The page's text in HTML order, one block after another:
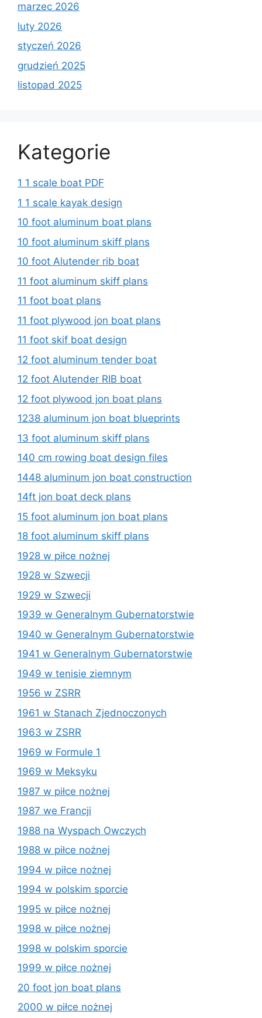
marzec 2026
luty 2026
styczeń 2026
grudzień 2025
listopad 2025
Kategorie
1 1 scale boat PDF
1 1 scale kayak design
10 foot aluminum boat plans
10 foot aluminum skiff plans
10 foot Alutender rib boat
11 foot aluminum skiff plans
11 foot boat plans
11 foot plywood jon boat plans
11 foot skif boat design
12 foot aluminum tender boat
12 foot Alutender RIB boat
12 foot plywood jon boat plans
1238 aluminum jon boat blueprints
13 foot aluminum skiff plans
140 cm rowing boat design files
1448 aluminum jon boat construction
14ft jon boat deck plans
15 foot aluminum jon boat plans
18 foot aluminum skiff plans
1928 w piłce nożnej
1928 w Szwecji
1929 w Szwecji
1939 w Generalnym Gubernatorstwie
1940 w Generalnym Gubernatorstwie
1941 w Generalnym Gubernatorstwie
1949 w tenisie ziemnym
1956 w ZSRR
1961 w Stanach Zjednoczonych
1963 w ZSRR
1969 w Formule 1
1969 w Meksyku
1987 w piłce nożnej
1987 we Francji
1988 na Wyspach Owczych
1988 w piłce nożnej
1994 w piłce nożnej
1994 w polskim sporcie
1995 w piłce nożnej
1998 w piłce nożnej
1998 w polskim sporcie
1999 w piłce nożnej
20 foot jon boat plans
2000 w piłce nożnej